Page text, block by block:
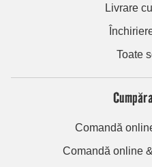
Livrare
Toate
Comandă
Comandă online